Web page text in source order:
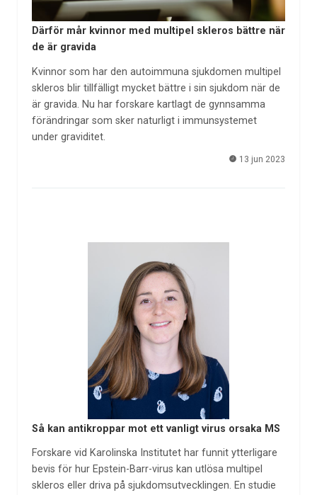
Därför mår kvinnor med multipel skleros bättre när
de är gravida
Kvinnor som har den autoimmuna sjukdomen multipel
skleros blir tillfälligt mycket bättre i sin sjukdom när de
är gravida. Nu har forskare kartlagt de gynnsamma
förändringar som sker naturligt i immunsystemet
under graviditet.
13 jun 2023
Så kan antikroppar mot ett vanligt virus orsaka MS
Forskare vid Karolinska Institutet har funnit ytterligare
bevis för hur Epstein-Barr-virus kan utlösa multipel
skleros eller driva på sjukdomsutvecklingen. En studie